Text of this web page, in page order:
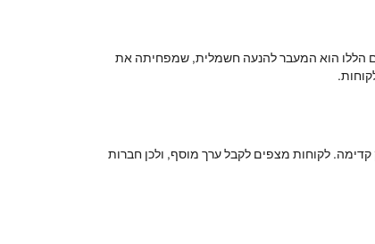
הללו הוא המעבר להנעה חשמלית, שמפחיתה את
לקוחות מצפים לקבל ערך מוסף, ולכן חברות